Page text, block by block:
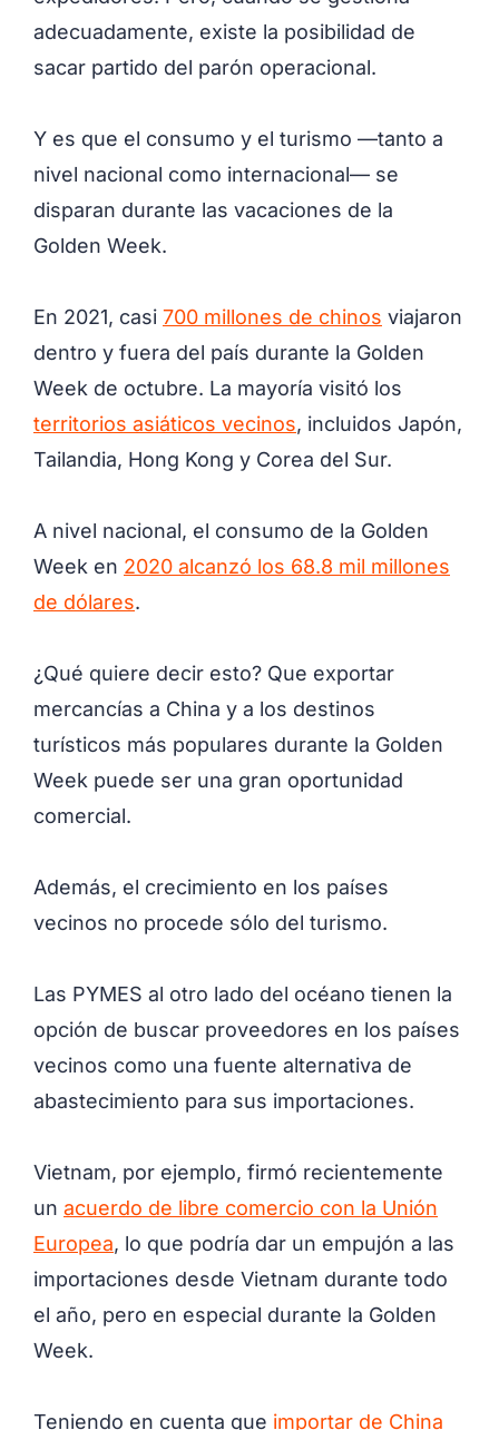
adecuadamente, existe la posibilidad de
sacar partido del parón operacional.
Y es que el consumo y el turismo —tanto a
nivel nacional como internacional— se
disparan durante las vacaciones de la
Golden Week.
En 2021, casi 700 millones de chinos viajaron
dentro y fuera del país durante la Golden
Week de octubre. La mayoría visitó los
territorios asiáticos vecinos, incluidos Japón,
Tailandia, Hong Kong y Corea del Sur.
A nivel nacional, el consumo de la Golden
Week en 2020 alcanzó los 68.8 mil millones
de dólares.
¿Qué quiere decir esto? Que exportar
mercancías a China y a los destinos
turísticos más populares durante la Golden
Week puede ser una gran oportunidad
comercial.
Además, el crecimiento en los países
vecinos no procede sólo del turismo.
Las PYMES al otro lado del océano tienen la
opción de buscar proveedores en los países
vecinos como una fuente alternativa de
abastecimiento para sus importaciones.
Vietnam, por ejemplo, firmó recientemente
un acuerdo de libre comercio con la Unión
Europea, lo que podría dar un empujón a las
importaciones desde Vietnam durante todo
el año, pero en especial durante la Golden
Week.
Teniendo en cuenta que importar de China